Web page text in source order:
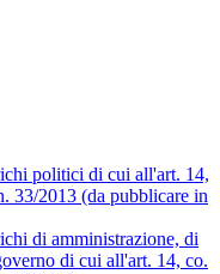
politici di cui all'art. 14,
33/2013 (da pubblicare in
di amministrazione, di
di cui all'art. 14, co.